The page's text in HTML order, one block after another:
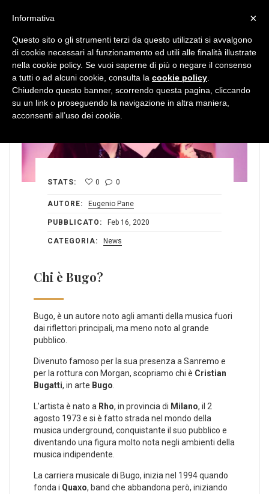
STATS: 0 0
AUTORE: Eugenio Pane
PUBBLICATO: Feb 16, 2020
CATEGORIA: News
Chi è Bugo?
Bugo, è un autore noto agli amanti della musica fuori
dai riflettori principali, ma meno noto al grande
pubblico.
Divenuto famoso per la sua presenza a Sanremo e
per la rottura con Morgan, scopriamo chi è Cristian
Bugatti, in arte Bugo
L’artista è nato a Rho, in provincia di Milano, il 2
agosto 1973 e si è fatto strada nel mondo della
musica underground, conquistante il suo pubblico e
diventando una figura molto nota negli ambienti della
musica indipendente.
La carriera musicale di Bugo, inizia nel 1994 quando
fonda i Quaxo, band che abbandona però, iniziando
×
Informativa
Questo sito o gli strumenti terzi da questo utilizzati si avvalgono
di cookie necessari al funzionamento ed utili alle finalità illustrate
nella cookie policy. Se vuoi saperne di più o negare il consenso
a tutti o ad alcuni cookie, consulta la cookie policy
Chiudendo questo banner, scorrendo questa pagina, cliccando
su un link o proseguendo la navigazione in altra maniera,
acconsenti all’uso dei cookie.